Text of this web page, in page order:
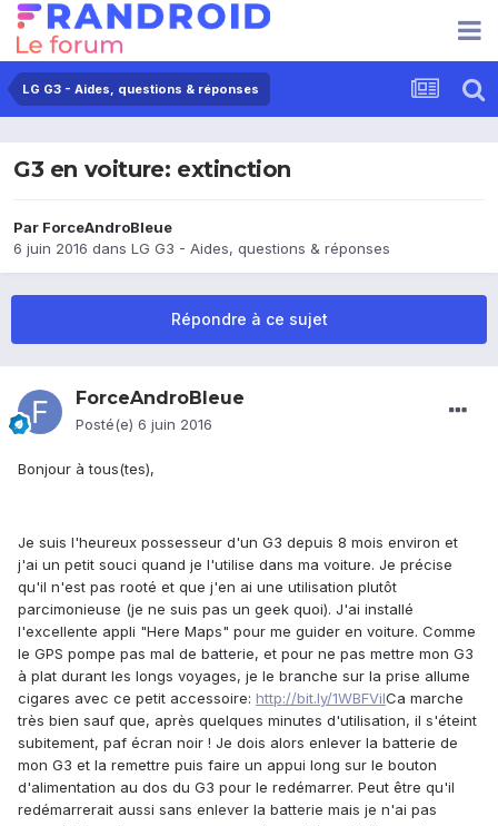
LG G3 - Aides, questions & réponses
G3 en voiture: extinction
Par ForceAndroBleue
6 juin 2016 dans LG G3 - Aides, questions & réponses
Répondre à ce sujet
ForceAndroBleue
Posté(e) 6 juin 2016
Bonjour à tous(tes),
Je suis l'heureux possesseur d'un G3 depuis 8 mois environ et
j'ai un petit souci quand je l'utilise dans ma voiture. Je précise
qu'il n'est pas rooté et que j'en ai une utilisation plutôt
parcimonieuse (je ne suis pas un geek quoi). J'ai installé
l'excellente appli "Here Maps" pour me guider en voiture. Comme
le GPS pompe pas mal de batterie, et pour ne pas mettre mon G3
à plat durant les longs voyages, je le branche sur la prise allume
cigares avec ce petit accessoire: http://bit.ly/1WBFViICa marche
très bien sauf que, après quelques minutes d'utilisation, il s'éteint
subitement, paf écran noir ! Je dois alors enlever la batterie de
mon G3 et la remettre puis faire un appui long sur le bouton
d'alimentation au dos du G3 pour le redémarrer. Peut être qu'il
redémarrerait aussi sans enlever la batterie mais je n'ai pas